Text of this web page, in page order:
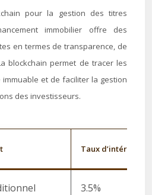
pour la gestion des titres
immobilier offre des
en termes de transparence, de
blockchain permet de tracer les
et de faciliter la gestion
des investisseurs.
Taux d’intérêt
3.5%